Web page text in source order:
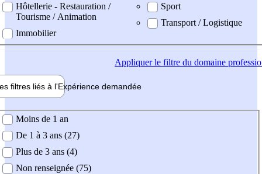
Hôtellerie - Restauration /
Tourisme / Animation
Immobilier
Sport
Transport / Logistique
Appliquerle filtre du domaine
filtres liés à l'Expérience demandée
demandée
Moins de 1 an
De 1 à 3 ans (27)
Plus de 3 ans (4)
Non renseignée (75)